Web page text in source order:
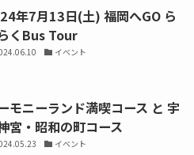
年7月13日(土) 福岡へGO ら
くBus Tour
イベント
モニーランド満喫コース と 宇
宮・昭和の町コース
イベント